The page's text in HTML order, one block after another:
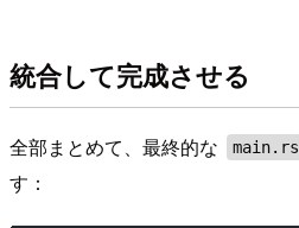
統合して完成させる
全部まとめて、最終的な main.rs
す：